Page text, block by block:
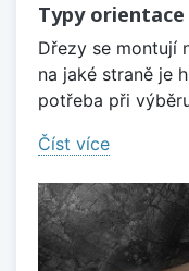
Typy orientace
Dřezy se montují
na jaké straně je
potřeba při
Číst více